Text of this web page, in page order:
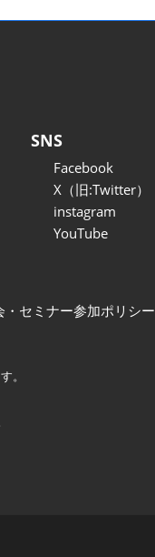
SNS
Facebook
X（旧:Twitter）
instagram
YouTube
・セミナー参加ポリシー
。